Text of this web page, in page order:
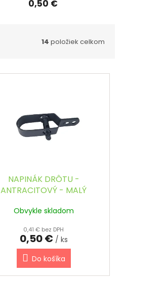
0,50 €
14 položiek celkom
NAPINÁK DRÔTU -
ANTRACITOVÝ - MALÝ
Obvykle skladom
0,41 € bez DPH
0,50 € / ks
Do košíka